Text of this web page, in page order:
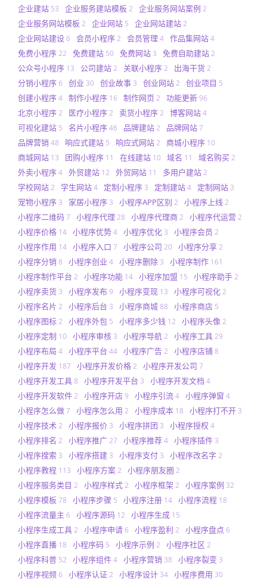
企业建站 53 企业服务建站模板 2 企业服务网站案例 2
企业服务网站模板 2 企业网站 5 企业网站建站2
企业网站建设6 会员小程序2 会员管理 4 作品集网站4
免费小程序22 免费建站 50 免费网站 3 免费自助建站2
公众号小程序 13 公司建站2 关联小程序2 出海干货2
分销小程序6 创业 30 创业故事 3 创业网站2 创业项目 5
创建小程序4 制作小程序 16 制作网页 2 功能更新96
北京小程序2 医疗小程序2 卖货小程序2 博客网站4
可视化建站 5 名片小程序46 品牌建站2 品牌网站7
品牌营销 48 响应式建站 5 响应式网站2 商城小程序 10
商城网站 13 团购小程序 11 在线建站 10 域名 11 域名购买2
外卖小程序4 外贸建站 12 外贸网站 11 多用户建站2
学校网站2 学生网站4 定制小程序 3 定制建站4 定制网站 3
宠物小程序 3 家居小程序 3 小程序APP区别 2 小程序上线 2
小程序二维码7 小程序代理 28 小程序代理商2 小程序代运营2
小程序价格 14 小程序优势4 小程序优化 3 小程序会员 2
小程序作用 14 小程序入口 7 小程序公司 20 小程序分享2
小程序分销 8 小程序创业 4 小程序删除 3 小程序制作 161
小程序制作平台 2 小程序功能 14 小程序加盟 15 小程序助手2
小程序卖货 3 小程序发布9 小程序变现 13 小程序可视化2
小程序名片 2 小程序后台 3 小程序商城88 小程序商店 5
小程序图标2 小程序外包 5 小程序多少钱 12 小程序头像 2
小程序定制 10 小程序审核 3 小程序导航2 小程序工具29
小程序布局 4 小程序平台 44 小程序广告2 小程序店铺8
小程序开发 187 小程序开发价格2 小程序开发公司 7
小程序开发工具8 小程序开发平台 3 小程序开发文档 4
小程序开发软件2 小程序开店9 小程序引流4 小程序弹窗 4
小程序怎么做7 小程序怎么用 2 小程序成本 18 小程序打不开 3
小程序技术2 小程序报价 3 小程序拼团 3 小程序授权 4
小程序排名 2 小程序推广27 小程序推荐4 小程序插件 3
小程序搜索 3 小程序搭建 3 小程序支付 3 小程序改名字 2
小程序教程 113 小程序方案2 小程序朋友圈 2
小程序服务类目 2 小程序样式2 小程序框架 2 小程序案例 32
小程序模板 78 小程序步骤 5 小程序注册 14 小程序流程 18
小程序流量主 6 小程序源码 12 小程序生成 15
小程序生成工具2 小程序申请6 小程序盈利 2 小程序盘点 6
小程序直播 18 小程序码 5 小程序示例 2 小程序社区 2
小程序科普 52 小程序组件4 小程序营销 38 小程序裂变 3
小程序视频6 小程序认证2 小程序设计 34 小程序费用 30